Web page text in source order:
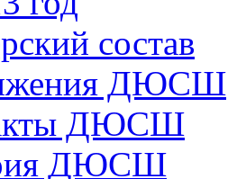
состав
ДЮСШ
ДЮСШ
ДЮСШ